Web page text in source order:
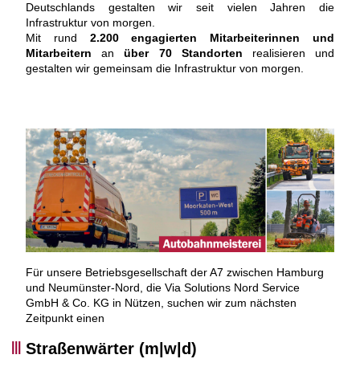
Deutschlands gestalten wir seit vielen Jahren die
Infrastruktur von morgen.
Mit rund 2.200 engagierten Mitarbeiterinnen und
Mitarbeitern anüber 70 Standorten realisieren und
gestalten wir gemeinsam die Infrastruktur von morgen.
Für unsere Betriebsgesellschaft der A7 zwischen Hamburg
und Neumünster-Nord, die Via Solutions Nord Service
GmbH & Co. KG in Nützen, suchen wir zum nächsten
Zeitpunkt einen
Straßenwärter (m|w|d)